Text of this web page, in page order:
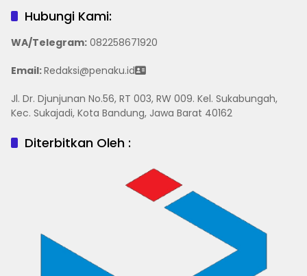
Hubungi Kami:
WA/Telegram: 082258671920
Email:Redaksi@penaku.id
Jl. Dr. Djunjunan No.56, RT 003, RW 009. Kel. Sukabungah,
Kec. Sukajadi, Kota Bandung, Jawa Barat 40162
Diterbitkan Oleh :